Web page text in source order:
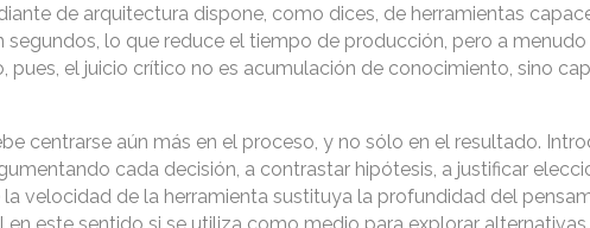
de arquitectura dispone, como dices, de herramientas
segundos, lo que reduce el tiempo de producción, pero a
pues, el juicio crítico no es acumulación de conocimiento, sino
centrarse aún más en el proceso, y no sólo en el resultado.
cada decisión, a contrastar hipótesis, a justificar
velocidad de la herramienta sustituya la profundidad del